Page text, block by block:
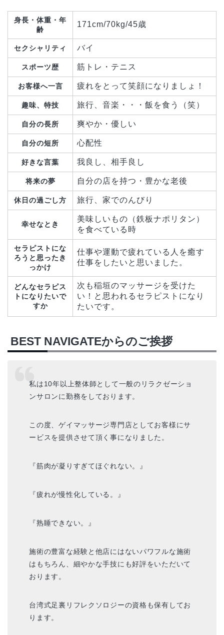
身長・体重・年
齢
171cm/70kg/45歳
セクシャリティ バイ
スポーツ歴 筋トレ・テニス
お客様へ一言 疲れをとって笑顔になりましょ！
趣味、特技 旅行、音楽・・・飯を食う（笑）
自分の長所 爽やか・優しい
自分の短所 心配性
好きな言葉 我良し、相手良し
将来の夢 自分の店を持つ・豊かな老後
休日の過ごし方 旅行、家でのんびり
幸せなとき
美味しいもの（鉄板ナポリタン）
を食べている時
セラピストにな
ろうと思ったき
っかけ
仕事や運動で疲れている人を癒す
仕事をしたいと思いました。
どんなセラピス
トになりたいで
すか
次も稲垣のマッサージを受けた
い！と思われるセラピストになり
たいです。
BEST NAVIGATEからのご挨拶
私は10年以上整体師として一般のリラクゼーショ
ンサロンに勤務をしております。
この度、ゲイマッサージ専門店としてお客様にサ
ービスを提供させて頂く事になりました。
『筋肉が凝りすぎてほぐれない。』
『疲れが慢性化している。』
『熟睡できない。』
施術の豊富な経験と他店にはないパワフルな施術
はもちろん、細やかな手技にも好評をいただいて
おります。
台湾式足裏リフレクソロジーの資格も保有してお
ります。